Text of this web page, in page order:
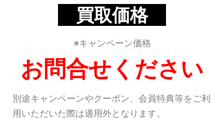
買取価格
※キャンペーン価格
お問合せください
別途キャンペーンやクーポン、会員特典等をご利
用いただいた際は適用外となります。